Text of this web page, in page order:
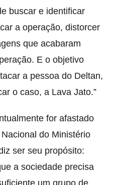
buscar e identificar
a operação, distorcer
que acabaram
E o objetivo
a pessoa do Deltan,
o caso, a Lava Jato.”
for afastado
do Ministério
ser seu propósito:
a sociedade precisa
um grupo de